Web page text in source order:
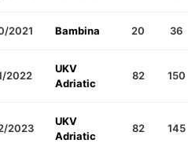
2021 Bambina 20 36
2022
UKV
Adriatic
82 150
2023
UKV
Adriatic
82 145